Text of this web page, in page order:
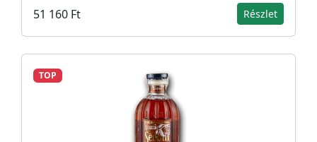
51 160 Ft Részlet
TOP